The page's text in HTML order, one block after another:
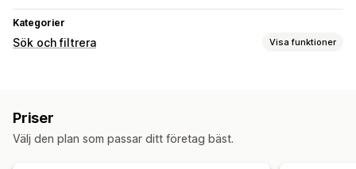
Kategorier
Sök och filtrera Visa funktioner
Anpassad sökning
Priser
Välj den plan som passar ditt företag bäst.